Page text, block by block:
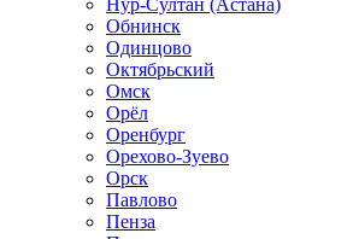
Нур-Султан (Астана)
Обнинск
Одинцово
Октябрьский
Омск
Орёл
Оренбург
Орехово-Зуево
Орск
Павлово
Пенза